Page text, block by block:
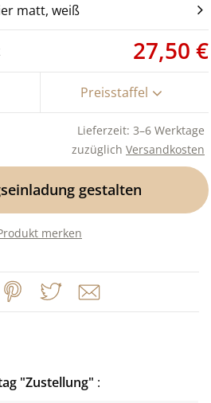
matt, weiß
27,50 €
Preisstaffel
Lieferzeit: 3–6 Werktage
zuzüglich Versandkosten
gestalten
merken
"Zustellung"